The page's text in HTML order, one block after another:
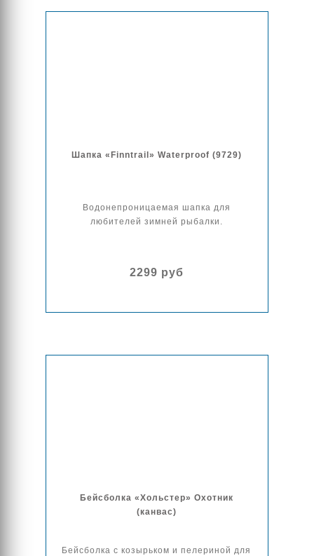
Шапка «Finntrail» Waterproof (9729)
Водонепроницаемая шапка для
любителей зимней рыбалки.
2299 руб
Бейсболка «Хольстер» Охотник
(канвас)
Бейсболка с козырьком и пелериной для